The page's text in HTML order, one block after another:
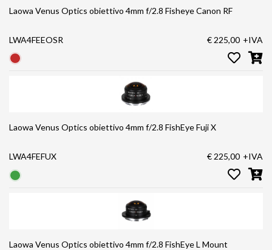
Laowa Venus Optics obiettivo 4mm f/2.8 Fisheye Canon RF
LWA4FEEOSR € 225,00 +IVA
Laowa Venus Optics obiettivo 4mm f/2.8 FishEye Fuji X
LWA4FEFUX € 225,00 +IVA
Laowa Venus Optics obiettivo 4mm f/2.8 FishEye L Mount